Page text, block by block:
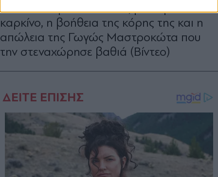
Λόλα Νταϊφα: Η δική της μάχη με τον
καρκίνο, η βοήθεια της κόρης της και η
απώλεια της Γωγώς Μαστροκώτα που
την στεναχώρησε βαθιά (Βίντεο)